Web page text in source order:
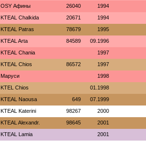
OSY Афины 26040 1994
KTEAL Chalkida 20671 1994
KTEAL Patras 78679 1995
KTEAL Arta 84589 09.1996
KTEAL Chania 1997
KTEAL Chios 86572 1997
Маруси 1998
KTEL Chios 01.1998
KTEAL Naousa 649 07.1999
KTEAL Katerini 98267 2000
KTEAL Alexandr. 98645 2001
KTEAL Lamia 2001